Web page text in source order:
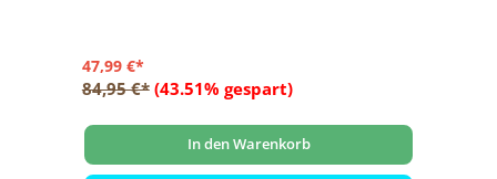
47,99 €*
84,95 €* (43.51% gespart)
In den Warenkorb